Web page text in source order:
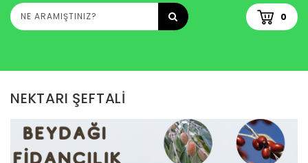
0
NEKTARI ŞEFTALİ